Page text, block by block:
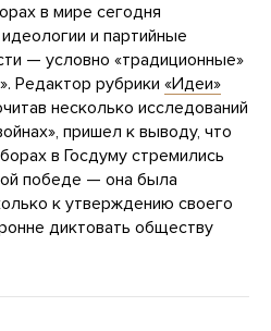
в мире сегодня
и партийные
— условно «традиционные»
Редактор рубрики «Идеи»
несколько исследований
пришел к выводу, что
в Госдуму стремились
победе — она была
к утверждению своего
диктовать обществу